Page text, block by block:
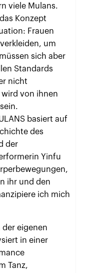
viele Mulans.
Konzept
Frauen
um
sich aber
Standards
nicht
von ihnen
basiert auf
des
der
Yinfu
ihr und den
ich mich
der eigenen
in einer
Tanz,